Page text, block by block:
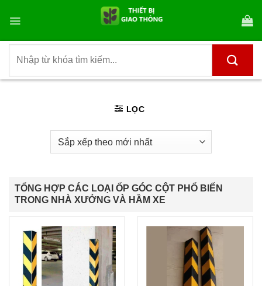
qua
dung
kiếm:
LỌC
TỔNG HỢP CÁC LOẠI ỐP GÓC CỘT PHỔ BIẾN
TRONG NHÀ XƯỞNG VÀ HẦM XE